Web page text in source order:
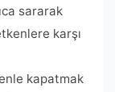
sararak
karşı
kapatmak